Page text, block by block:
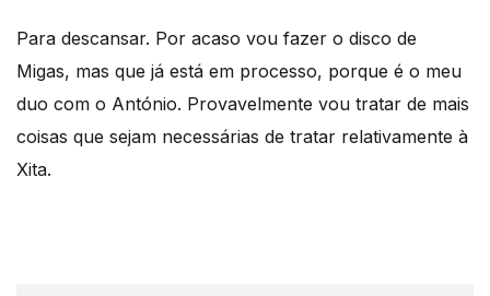
Para descansar. Por acaso vou fazer o disco de
Migas, mas que já está em processo, porque é o meu
duo com o António. Provavelmente vou tratar de mais
coisas que sejam necessárias de tratar relativamente à
Xita.